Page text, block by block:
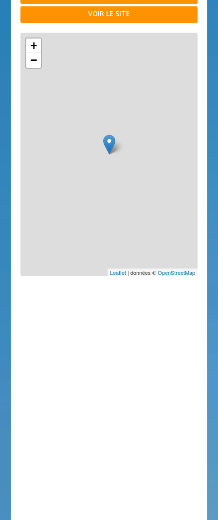
VOIR LE SITE
+
−
Leaflet| données ©OpenStreetMap